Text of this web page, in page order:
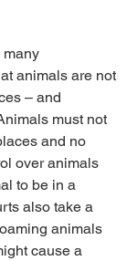
many
animals are not
– and
must not
and no
over animals
to be in a
also take a
animals
cause a